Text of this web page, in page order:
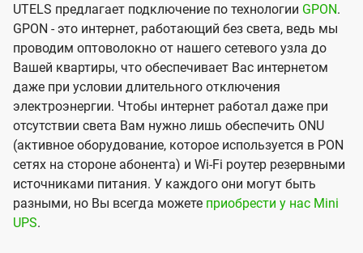
UTELS предлагает подключение по технологии GPON.
GPON - это интернет, работающий без света, ведь мы
проводим оптоволокно от нашего сетевого узла до
Вашей квартиры, что обеспечивает Вас интернетом
даже при условии длительного отключения
электроэнергии. Чтобы интернет работал даже при
отсутствии света Вам нужно лишь обеспечить ONU
(активное оборудование, которое используется в PON
сетях на стороне абонента) и Wi-Fi роутер резервными
источниками питания. У каждого они могут быть
разными, но Вы всегда можете приобрести у нас Mini
UPS.